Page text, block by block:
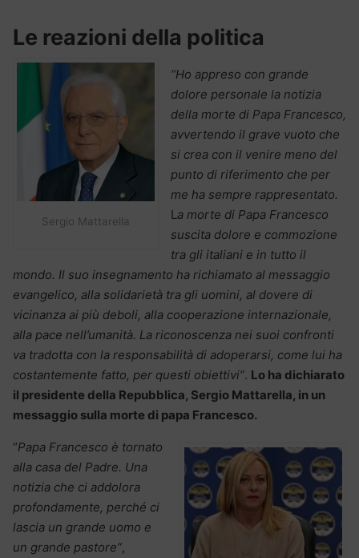
Le reazioni della politica
Sergio Mattarella
“Ho appreso con grande
dolore personale la notizia
della morte di Papa Francesco,
avvertendo il grave vuoto che
si crea con il venire meno del
punto di riferimento che per
me ha sempre rappresentato.
L a morte di Papa Francesco
suscita dolore e commozione
tra gli italiani e in tutto il
mondo. Il suo insegnamento ha richiamato al messaggio
evangelico, alla solidarietà tra gli uomini, al dovere di
vicinanza ai più deboli, alla cooperazione internazionale,
alla pace nell’umanità. La riconoscenza nei suoi confronti
va tradotta con la responsabilità di adoperarsi, come lui ha
costantemente fatto, per questi obiettivi”. Lo ha dichiarato
il presidente della Repubblica, Sergio Mattarella, in un
messaggio sulla morte di papa Francesco.
“Papa Francesco è tornato
alla casa del Padre. Una
notizia che ci addolora
profondamente, perché ci
lascia un grande uomo e
un grande pastore”,